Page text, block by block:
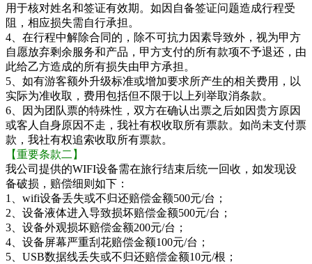
用于核对姓名和签证有效期。如因自备签证问题造成行程受
阻，相应损失需自行承担。
4、在行程中解除合同的，除不可抗力因素导致外，视为甲方
自愿放弃剩余服务和产品，甲方支付的所有款项不予退还，由
此给乙方造成的所有损失由甲方承担。
5、如有游客额外升级标准或增加要求所产生的相关费用，以
实际为准收取，费用包括但不限于以上列举取消条款。
6、因为团队票的特殊性，双方在确认出票之后如因贵方原因
或客人自身原因不走，我社有权收取所有票款。如尚未支付票
款，我社有权追索收取所有票款。
【重要条款二】
我公司提供的WIFI设备需在旅行结束后统一回收，如发现设
备破损，赔偿细则如下：
1、wifi设备丢失或不归还赔偿金额500元/台；
2、设备液体进入导致损坏赔偿金额500元/台；
3、设备外观损坏赔偿金额200元/台；
4、设备屏幕严重刮花赔偿金额100元/台；
5、USB数据线丢失或不归还赔偿金额10元/根；